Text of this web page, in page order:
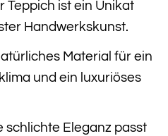
Teppich ist ein Unikat
Handwerkskunst.
Material für ein
und ein luxuriöses
schlichte Eleganz passt